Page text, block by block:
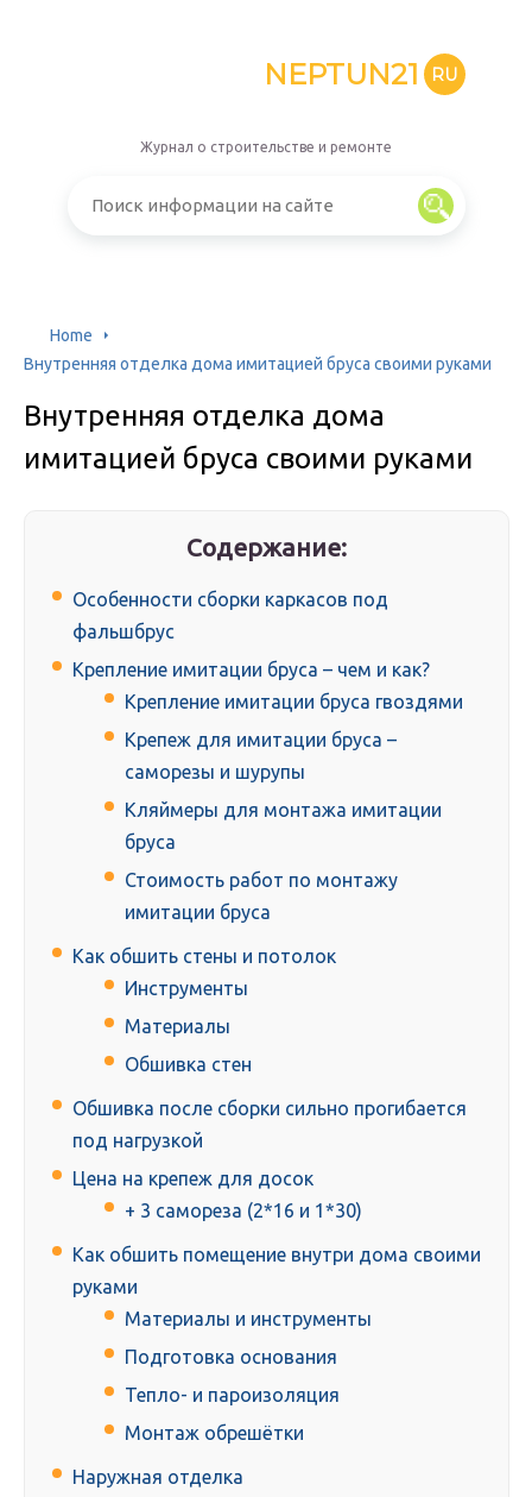
NEPTUN21 RU
Журнал о строительстве и ремонте
Home
Внутренняя отделка дома имитацией бруса своими руками
Внутренняя отделка дома
имитацией бруса своими руками
Содержание:
Особенности сборки каркасов под
фальшбрус
Крепление имитации бруса – чем и как?
Крепление имитации бруса гвоздями
Крепеж для имитации бруса –
саморезы и шурупы
Кляймеры для монтажа имитации
бруса
Стоимость работ по монтажу
имитации бруса
Как обшить стены и потолок
Инструменты
Материалы
Обшивка стен
Обшивка после сборки сильно прогибается
под нагрузкой
Цена на крепеж для досок
+ 3 самореза (2*16 и 1*30)
Как обшить помещение внутри дома своими
руками
Материалы и инструменты
Подготовка основания
Тепло- и пароизоляция
Монтаж обрешётки
Наружная отделка